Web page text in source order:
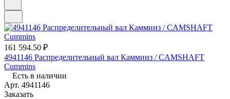
161 594.50 ₽
4941146 Распределительный вал Камминз / CAMSHAFT
Cummins
Есть в наличии
Арт. 4941146
Заказать